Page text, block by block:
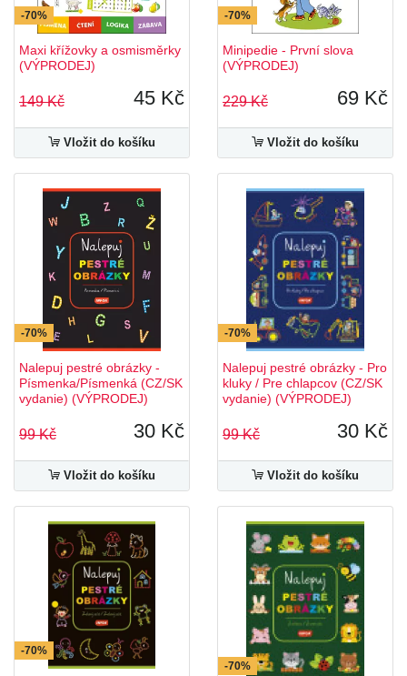
-70%
Maxi křížovky a osmisměrky
(VÝPRODEJ)
149 Kč 45 Kč
Vložit do košíku
-70%
Minipedie - První slova
(VÝPRODEJ)
229 Kč 69 Kč
Vložit do košíku
-70%
Nalepuj pestré obrázky -
Písmenka/Písmenká (CZ/SK
vydanie) (VÝPRODEJ)
99 Kč 30 Kč
Vložit do košíku
-70%
Nalepuj pestré obrázky - Pro
kluky / Pre chlapcov (CZ/SK
vydanie) (VÝPRODEJ)
99 Kč 30 Kč
Vložit do košíku
-70%
-70%